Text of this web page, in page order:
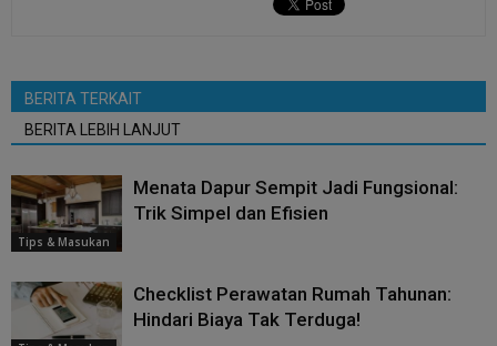
BERITA TERKAIT
BERITA LEBIH LANJUT
Tips & Masukan
Menata Dapur Sempit Jadi Fungsional:
Trik Simpel dan Efisien
Checklist Perawatan Rumah Tahunan:
Hindari Biaya Tak Terduga!